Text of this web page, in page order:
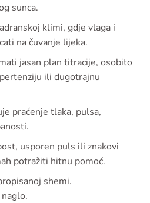
sunca.
klimi, gdje vlaga i
na čuvanje lijeka.
jasan plan titracije, osobito
ili dugotrajnu
praćenje tlaka, pulsa,
usporen puls ili znakovi
potražiti hitnu pomoć.
shemi.